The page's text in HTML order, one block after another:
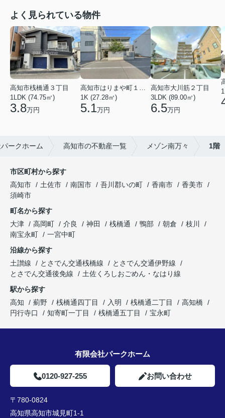
よく見られている物件
高知市桟橋通３丁目
1LDK (74.75㎡)
3.8万円
高知市はりまや町１丁目
1K (27.28㎡)
5.1万円
高知市大川筋２丁目
3LDK (89.00㎡)
6.5万円
ークホーム 高知市の不動産一覧 メゾン南万々 1階
市区町村から探す
高知市
土佐市 南国市 吾川郡いの町 香南市
香美市
須崎市
町名から探す
大津
高岡町 介良 神田 桟橋通 鴨部 朝倉
枝川
南宝永町
一宮中町
沿線から探す
土讃線
とさでん交通桟橋線
とさでん交通伊野線
とさでん交通後免線
土佐くろしおごめん・なはり線
駅から探す
高知
薊野 桟橋通四丁目 入明 桟橋通二丁目
高知橋
円行寺口
知寄町一丁目 桟橋通五丁目 宝永町
有限会社パークホーム
0120-927-255 お問い合わせ
〒780-0824
高知県高知市城見町1-1